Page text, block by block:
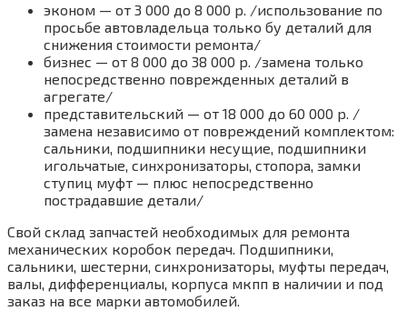
эконом — от 3 000 до 8 000 р. /использование по
просьбе автовладельца только бу деталий для
снижения стоимости ремонта/
бизнес — от 8 000 до 38 000 р. /замена только
непосредственно поврежденных деталий в
агрегате/
представительский — от 18 000 до 60 000 р. /
замена независимо от повреждений комплектом:
сальники, подшипники несущие, подшипники
игольчатые, синхронизаторы, стопора, замки
ступиц муфт — плюс непосредственно
пострадавшие детали/
Свой склад запчастей необходимых для ремонта
механических коробок передач. Подшипники,
сальники, шестерни, синхронизаторы, муфты передач,
валы, дифференциалы, корпуса мкпп в наличии и под
заказ на все марки автомобилей.